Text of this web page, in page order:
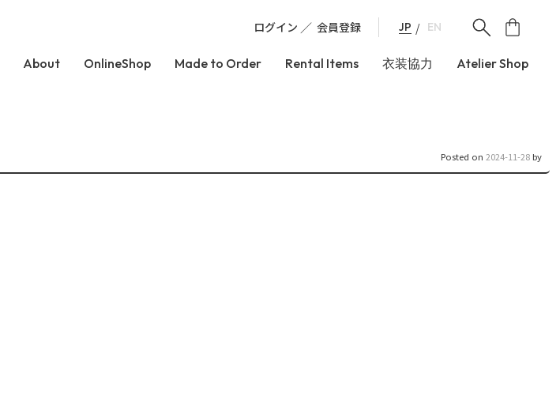
ログイン 会員登録 JP EN
About OnlineShop Made to Order Rental Items 衣装協力 Atelier Shop
Posted on 2024-11-28by